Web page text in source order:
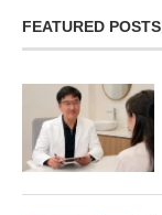
FEATURED POSTS